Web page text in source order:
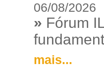
06/08/2026
» Fórum
mais...